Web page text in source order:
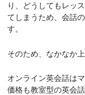
り、どうしてもレッ
てしまうため、会話
す。
そのため、なかなか上
オンライン英会話は
価格も教室型の英会